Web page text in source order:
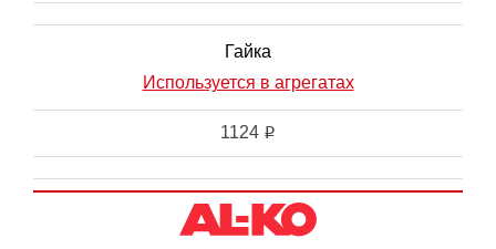
Гайка
Используется в агрегатах
1124 i